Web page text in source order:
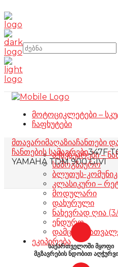
მოტოციკლეტები –
ჩაფხუტები
აქსესუარები –
სამოგზაურო
ბლუთუს-
კლასიკური –
მოდულარი
დახურული
ნახევრად ღია
ენდურო
დამცავი
ეკიპირება
მთავარიმაღაზიაჩანთები
ჩანთების სამაგრები347F
YAMAHA TDM 900 GIVI
საქართველოში მყოფი
მგზავრების ნდობით